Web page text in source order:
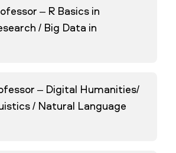
– R Basics in
/ Big Data in
– Digital Humanities/
/ Natural Language